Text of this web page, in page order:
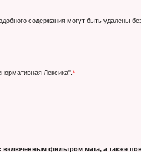
содержания могут быть удалены
Лексика".*
фильтром мата, а также